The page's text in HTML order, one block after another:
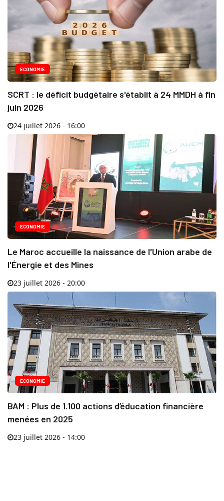
ECONOMIE
SCRT : le déficit budgétaire s'établit à 24 MMDH à fin
juin 2026
24 juillet 2026 - 16:00
ECONOMIE
Le Maroc accueille la naissance de l'Union arabe de
l'Énergie et des Mines
23 juillet 2026 - 20:00
ECONOMIE
BAM : Plus de 1.100 actions d’éducation financière
menées en 2025
23 juillet 2026 - 14:00